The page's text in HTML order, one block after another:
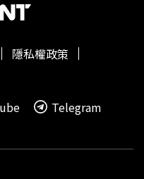
是綜藝天王，仍用後半生
出就還有一半的債務，約
後貼出父女同框照，談
燕臉書）豬哥亮復出後主
持、代言等約莫為他賺
伴，兩人相互說，「對不
出過往與豬哥亮的照片，
隱私權政策
Telegram